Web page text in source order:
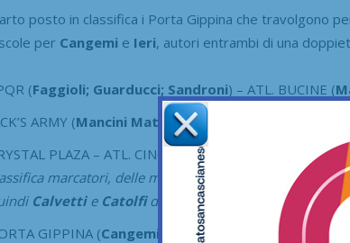
posto in classifica i Porta Gippina che travolgono
per Cangemi e Ieri, autori entrambi di una
(Faggioli; Guarducci; Sandroni) – ATL. BUCINE (
ARMY (Mancini Matteo 2) – MONTAGNANA (
PLAZA – ATL. CINQUIPPE
vittoria a
marcatori, delle marcature effettuate durante
Calvettie Catolfidell’Atl. Cinquippe
GIPPINA (Cangemi 2; Ieri 2; Alinari ) – EL DORADO